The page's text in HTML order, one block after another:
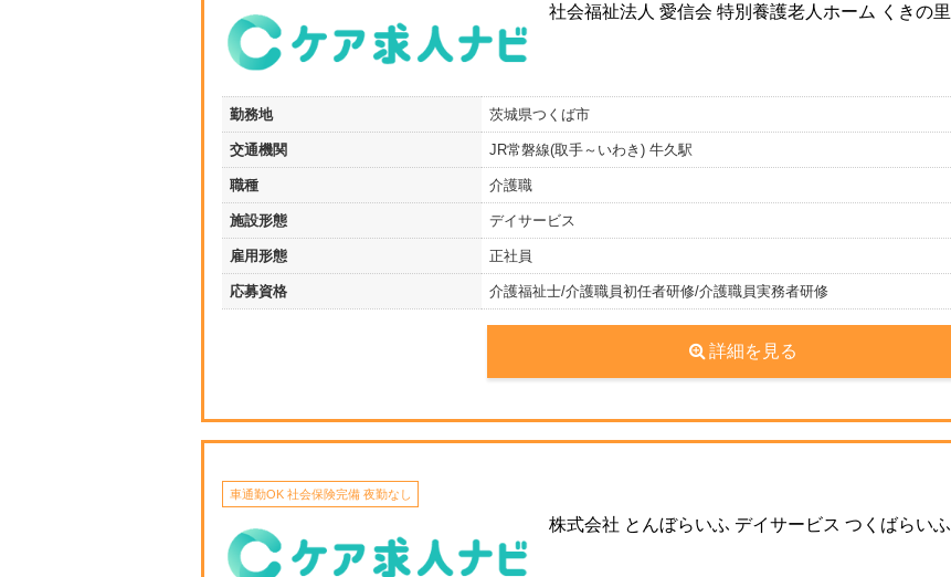
社会福祉法人 愛信会 特別養護老人ホーム くきの里
勤務地 茨城県つくば市
交通機関 JR常磐線(取手～いわき) 牛久駅
職種 介護職
施設形態 デイサービス
雇用形態 正社員
応募資格 介護福祉士/介護職員初任者研修/介護職員実務者研修
詳細を見る
車通勤OK 社会保険完備 夜勤なし
株式会社 とんぼらいふ デイサービス つくばらいふ